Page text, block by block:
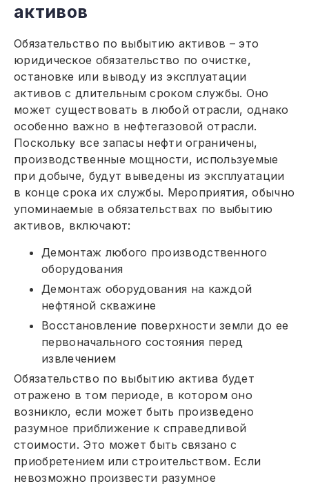
активов
Обязательство по выбытию активов – это
юридическое обязательство по очистке,
остановке или выводу из эксплуатации
активов с длительным сроком службы. Оно
может существовать в любой отрасли, однако
особенно важно в нефтегазовой отрасли.
Поскольку все запасы нефти ограничены,
производственные мощности, используемые
при добыче, будут выведены из эксплуатации
в конце срока их службы. Мероприятия, обычно
упоминаемые в обязательствах по выбытию
активов, включают:
Демонтаж любого производственного
оборудования
Демонтаж оборудования на каждой
нефтяной скважине
Восстановление поверхности земли до ее
первоначального состояния перед
извлечением
Обязательство по выбытию актива будет
отражено в том периоде, в котором оно
возникло, если может быть произведено
разумное приближение к справедливой
стоимости. Это может быть связано с
приобретением или строительством. Если
невозможно произвести разумное